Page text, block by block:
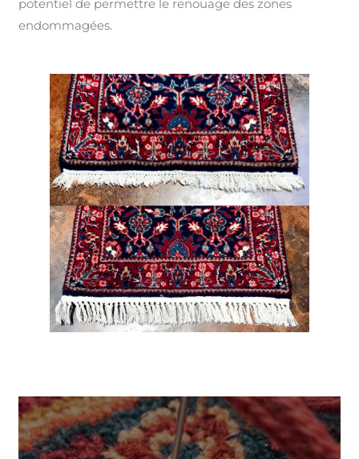
potentiel de permettre le renouage des zones
endommagées.